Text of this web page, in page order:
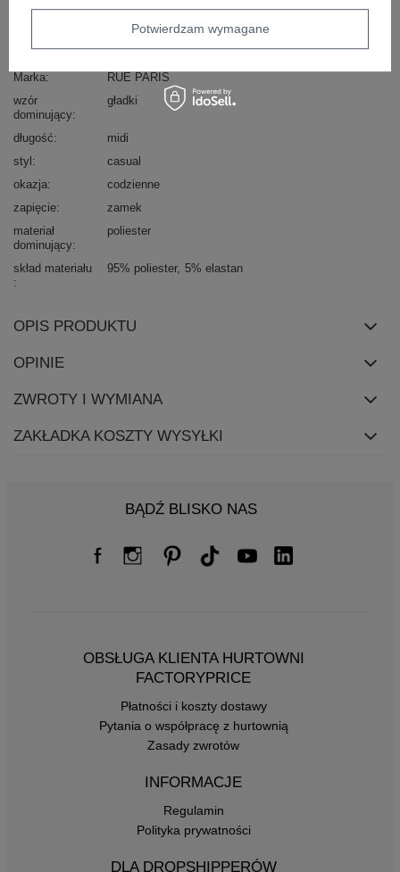
Kod produktu
WN-SD-1702.21
Marka
RUE PARIS
wzór
dominujący
gładki
długość
midi
styl
casual
okazja
codzienne
zapięcie
zamek
materiał
dominujący
poliester
skład materiału 95% poliester 5% elastan
OPIS PRODUKTU
OPINIE
ZWROTY I WYMIANA
ZAKŁADKA KOSZTY WYSYŁKI
BĄDŹ BLISKO NAS
OBSŁUGA KLIENTA HURTOWNI
FACTORYPRICE
Płatności i koszty dostawy
Pytania o współpracę z hurtownią
Zasady zwrotów
INFORMACJE
Regulamin
Polityka prywatności
DLA DROPSHIPPERÓW
Potwierdzam wymagane